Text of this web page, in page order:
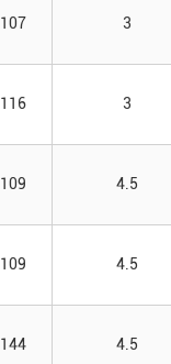
107 3
116 3
109 4.5
109 4.5
144 4.5